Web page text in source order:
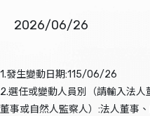
害關係人溝通
2026/06/26
1.發生變動日期:115/06/26
2.選任或變動人員別（請輸入法
董事或自然人監察人）:法人董事